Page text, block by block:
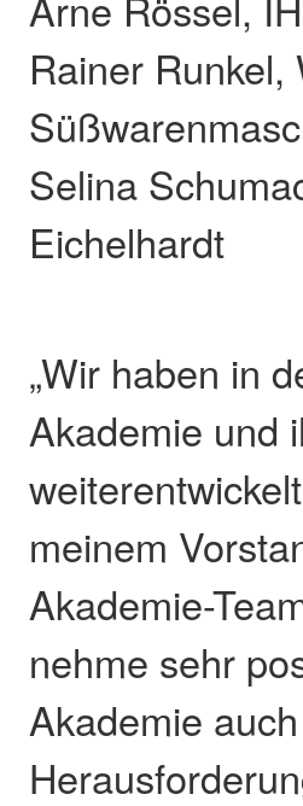
Rainer
Selina
Eichelhardt
„Wir haben in
Akademie und
meinem
Akademie-
nehme sehr
Akademie